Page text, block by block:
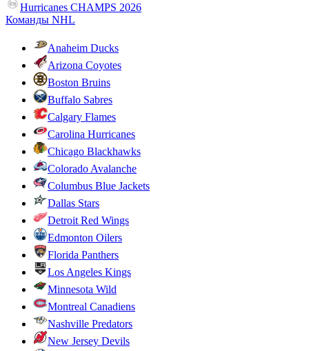
Hurricanes CHAMPS 2026
Команды NHL
Anaheim Ducks
Arizona Coyotes
Boston Bruins
Buffalo Sabres
Calgary Flames
Carolina Hurricanes
Chicago Blackhawks
Colorado Avalanche
Columbus Blue Jackets
Dallas Stars
Detroit Red Wings
Edmonton Oilers
Florida Panthers
Los Angeles Kings
Minnesota Wild
Montreal Canadiens
Nashville Predators
New Jersey Devils